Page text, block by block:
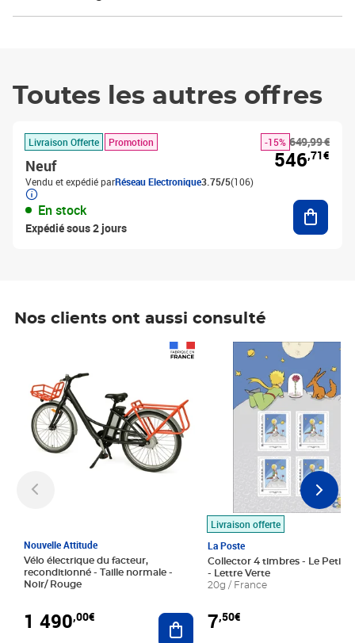
Toutes les autres offres
Livraison Offerte Promotion
Neuf
Vendu et expédié parRéseau Electronique3.75/5(106)
En stock
Expédié sous 2 jours
649,99 €
-15%
546,71€
Nos clients ont aussi consulté
Nouvelle Attitude
Vélo électrique du facteur,
reconditionné - Taille normale -
Noir/ Rouge
1 490,00€ Ajouter au panier
Livraison offerte
La Poste
Collector 4 timbres - Le Petit
- Lettre Verte
20g / France
7,50€
Prix 7,50€